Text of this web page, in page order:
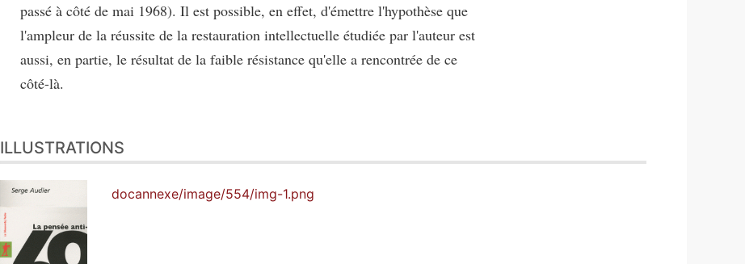
passé à côté de mai 1968). Il est possible, en effet, d'émettre l'hypothèse que
l'ampleur de la réussite de la restauration intellectuelle étudiée par l'auteur est
aussi, en partie, le résultat de la faible résistance qu'elle a rencontrée de ce
côté-là.
ILLUSTRATIONS
docannexe/image/554/img-1.png